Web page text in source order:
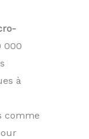
000
à
comme